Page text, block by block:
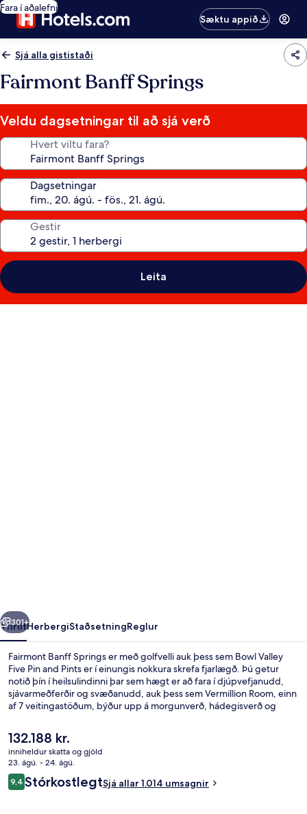
Fara í aðalefni
Sæktu appið
Sjá alla gististaði
Fairmont Banff Springs
Veldu dagsetningar til að sjá verð
Hvert viltu fara?
Dagsetningar
Gestir
Leita
Næsta
301+
YfirlitHerbergiStaðsetningReglur
Fairmont Banff Springs er með golfvelli auk þess sem Bowl Valley
Five Pin and Pints er í einungis nokkura skrefa fjarlægð. Þú getur
notið þín í heilsulindinni þar sem hægt er að fara í djúpvefjanudd,
sjávarmeðferðir og svæðanudd, auk þess sem Vermillion Room, einn
af 7 veitingastöðum, býður upp á morgunverð, hádegisverð og
Meðal annarra þæginda sem þú færð á þessu orlofssvæði fyrir
vandláta eru 3 barir/setustofur, innilaug og útilaug. Aðrir ferðamenn
hafa verið ánægðir með hjálpsamt starfsfólk og ástand gististaðarins
almennt.
Núverandi
verð
er
132.188 kr.
132.188 kr.
inniheldur skatta og gjöld
23. ágú. - 24. ágú.
Umsagnir
9,49,4 af 10
StórkostlegtSjá allar 1.014 umsagnir